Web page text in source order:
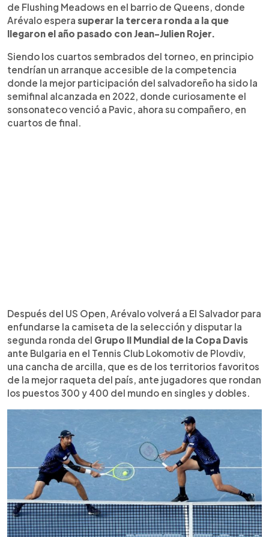
de Flushing Meadows en el barrio de Queens, donde
Arévalo espera superar la tercera ronda a la que
llegaron el año pasado con Jean-Julien Rojer.
Siendo los cuartos sembrados del torneo, en principio
tendrían un arranque accesible de la competencia
donde la mejor participación del salvadoreño ha sido la
semifinal alcanzada en 2022, donde curiosamente el
sonsonateco venció a Pavic, ahora su compañero, en
cuartos de final.
Después del US Open, Arévalo volverá a El Salvador para
enfundarse la camiseta de la selección y disputar la
segunda ronda del Grupo II Mundial de la Copa Davis
ante Bulgaria en el Tennis Club Lokomotiv de Plovdiv,
una cancha de arcilla, que es de los territorios favoritos
de la mejor raqueta del país, ante jugadores que rondan
los puestos 300 y 400 del mundo en singles y dobles.